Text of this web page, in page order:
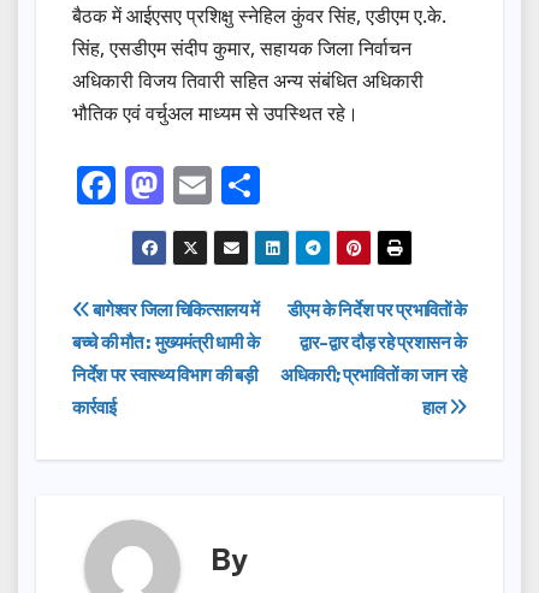
बैठक में आईएसए प्रशिक्षु स्नेहिल कुंवर सिंह, एडीएम ए.के.
सिंह, एसडीएम संदीप कुमार, सहायक जिला निर्वाचन
अधिकारी विजय तिवारी सहित अन्य संबंधित अधिकारी
भौतिक एवं वर्चुअल माध्यम से उपस्थित रहे।
F
a
c
e
b
o
o
k
M
a
st
o
d
o
E
m
ail
h
ar
e
Post
navigation
डीएम के निर्देश पर प्रभावितों के
द्वार-द्वार दौड़ रहे प्रशासन के
अधिकारी; प्रभावितों का जान रहे
हाल
बागेश्वर जिला चिकित्सालय में
बच्चे की मौत : मुख्यमंत्री धामी के
निर्देश पर स्वास्थ्य विभाग की बड़ी
कार्रवाई
By